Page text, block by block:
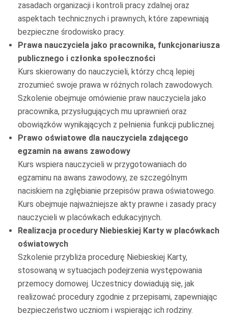
zasadach organizacji i kontroli pracy zdalnej oraz
aspektach technicznych i prawnych, które zapewniają
bezpieczne środowisko pracy.
Prawa nauczyciela jako pracownika, funkcjonariusza
publicznego i członka społeczności
Kurs skierowany do nauczycieli, którzy chcą lepiej
zrozumieć swoje prawa w różnych rolach zawodowych.
Szkolenie obejmuje omówienie praw nauczyciela jako
pracownika, przysługujących mu uprawnień oraz
obowiązków wynikających z pełnienia funkcji publicznej.
Prawo oświatowe dla nauczyciela zdającego
egzamin na awans zawodowy
Kurs wspiera nauczycieli w przygotowaniach do
egzaminu na awans zawodowy, ze szczególnym
naciskiem na zgłębianie przepisów prawa oświatowego.
Kurs obejmuje najważniejsze akty prawne i zasady pracy
nauczycieli w placówkach edukacyjnych.
Realizacja procedury Niebieskiej Karty w placówkach
oświatowych
Szkolenie przybliża procedurę Niebieskiej Karty,
stosowaną w sytuacjach podejrzenia występowania
przemocy domowej. Uczestnicy dowiadują się, jak
realizować procedury zgodnie z przepisami, zapewniając
bezpieczeństwo uczniom i wspierając ich rodziny.